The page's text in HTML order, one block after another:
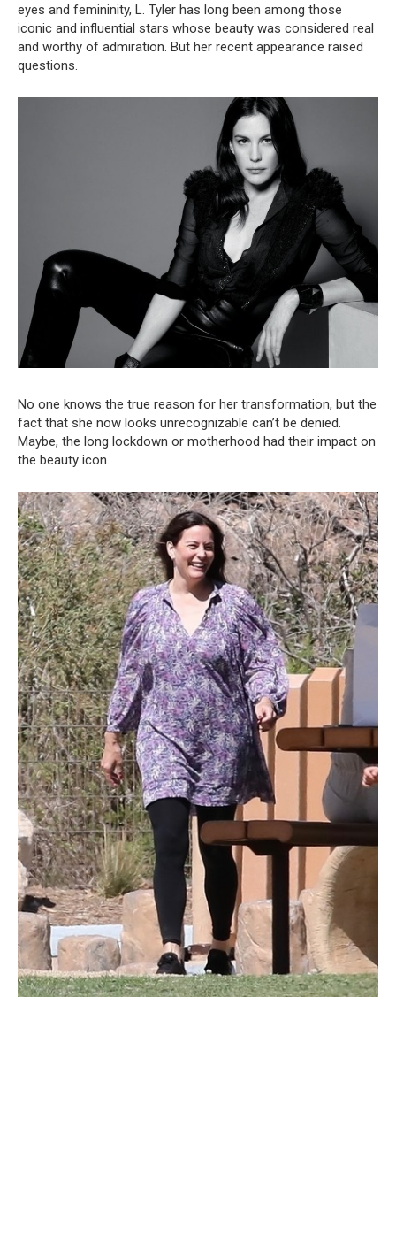
eyes and femininity, L. Tyler has long been among those
iconic and influential stars whose beauty was considered real
and worthy of admiration. But her recent appearance raised
questions.
No one knows the true reason for her transformation, but the
fact that she now looks unrecognizable can’t be denied.
Maybe, the long lockdown or motherhood had their impact on
the beauty icon.